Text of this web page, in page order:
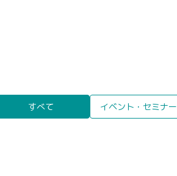
すべて イベント・セミナー